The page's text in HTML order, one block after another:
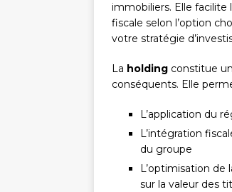
immobiliers. Elle
fiscale selon l’option
votre stratégie
La holding constitue
conséquents. Elle
L’application du
L’intégration
du groupe
L’optimisation de
sur la valeur des